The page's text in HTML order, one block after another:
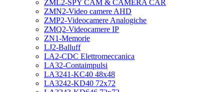
ZML2-SPY CAM & CAMERA CAR
ZMN2-Video camere AHD
ZMP2-Videocamere Analogiche
ZMQ2-Videocamere IP
ZN1-Memorie
LJ2-Balluff
LA2-CDC Elettromeccanica
LA32-Contaimpulsi
LA3241-KC40 48x48
LA3242-KD40 72x72